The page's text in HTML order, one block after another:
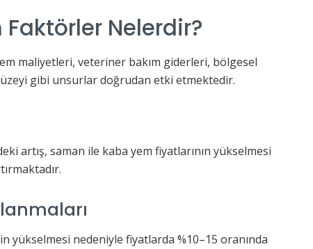
Faktörler Nelerdir?
maliyetleri, veteriner bakım giderleri, bölgesel
gibi unsurlar doğrudan etki etmektedir.
artış, saman ile kaba yem fiyatlarının yükselmesi
yükselmesi nedeniyle fiyatlarda %10–15 oranında